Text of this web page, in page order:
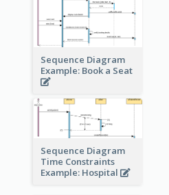
Sequence Diagram
Example: Book a Seat
Sequence Diagram
Time Constraints
Example: Hospital